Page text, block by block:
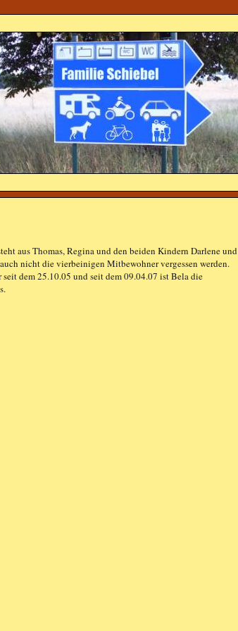
aus Thomas, Regina und den beiden Kindern Darlene und
nicht die vierbeinigen Mitbewohner vergessen werden.
dem 25.10.05 und seit dem 09.04.07 ist Bela die